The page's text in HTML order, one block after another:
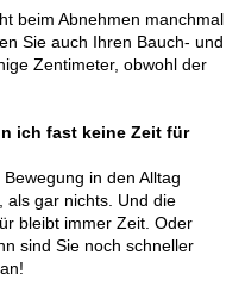
beim Abnehmen manchmal
Sie auch Ihren Bauch- und
Zentimeter, obwohl der
ich fast keine Zeit für
in den Alltag
als gar nichts. Und die
bleibt immer Zeit. Oder
sind Sie noch schneller